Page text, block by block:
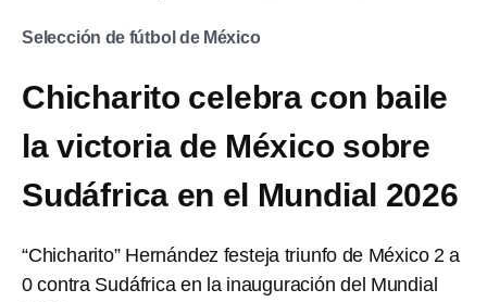
Selección de fútbol de México
Chicharito celebra con baile
la victoria de México sobre
Sudáfrica en el Mundial 2026
“Chicharito” Hernández festeja triunfo de México 2 a
0 contra Sudáfrica en la inauguración del Mundial